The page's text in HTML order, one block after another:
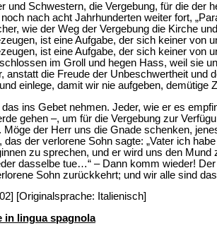
und Schwestern, die Vergebung, für die der
nach acht Jahrhunderten weiter fort,
wie der Weg der Vergebung die Kirche
ist eine Aufgabe, der sich keiner von
ist eine Aufgabe, der sich keiner von
im Groll und hegen Hass, weil sie
anstatt die Freude der Unbeschwertheit und
einlege, damit wir nie aufgeben,
ins Gebet nehmen. Jeder, wie er es
gehen –, um für die Vergebung zur
Möge der Herr uns die Gnade schenken,
das der verlorene Sohn sagte: „Vater ich
zu sprechen, und er wird uns den
dasselbe tue…“ – Dann komm wieder!
Sohn zurückkehrt; und wir alle sind
[Originalsprache: Italienisch]
in lingua spagnola